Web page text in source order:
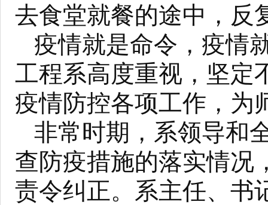
去食堂就餐的途中，反
疫情就是命令，疫情
工程系高度重视，坚定
疫情防控各项工作，为
非常时期，系领导和
查防疫措施的落实情况
责令纠正。系主任、书